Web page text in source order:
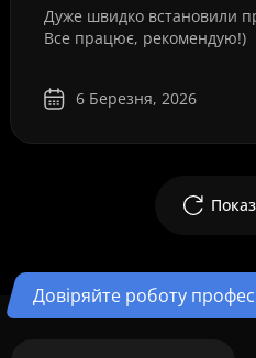
Дуже швидко встановили
Все працює, рекомендую!)
6 Березня, 2026
Довіряйте роботу